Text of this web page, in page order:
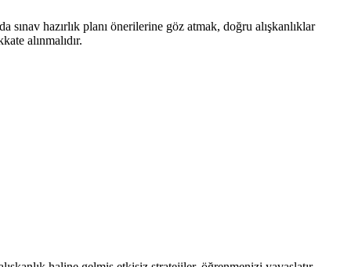
hazırlık planı önerilerine göz atmak, doğru alışkanlıklar
alınmalıdır.